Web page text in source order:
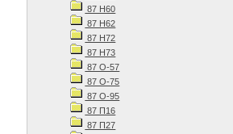
87 Н60
87 Н62
87 Н72
87 Н73
87 О-57
87 О-75
87 О-95
87 П16
87 П27